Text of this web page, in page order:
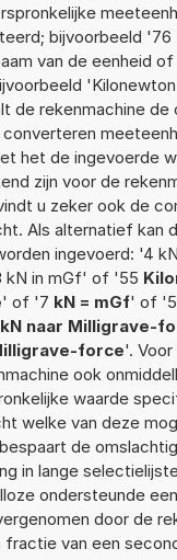
bijvoorbeeld '76
van de eenheid
de rekenmachine de
het de ingevoerde
zijn voor de
u zeker ook de
Als alternatief kan
ingevoerd: '4
in mGf' of '55
' of '7 kN = mGf' of
kN naar Milligrave-
force'.
ook
waarde
welke van deze
de
in lange
ondersteunde
door de
van een